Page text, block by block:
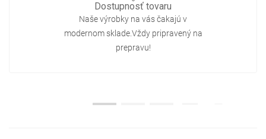
Dostupnosť tovaru
Naše výrobky na vás čakajú v
modernom sklade.Vždy pripravený na
prepravu!